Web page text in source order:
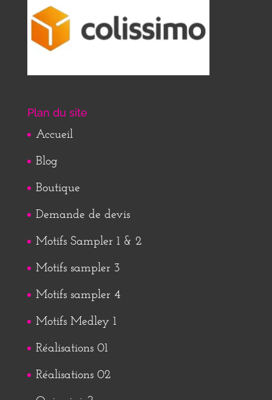
Plan du site
Accueil
Blog
Boutique
Demande de devis
Motifs Sampler 1 & 2
Motifs sampler 3
Motifs sampler 4
Motifs Medley 1
Réalisations 01
Réalisations 02